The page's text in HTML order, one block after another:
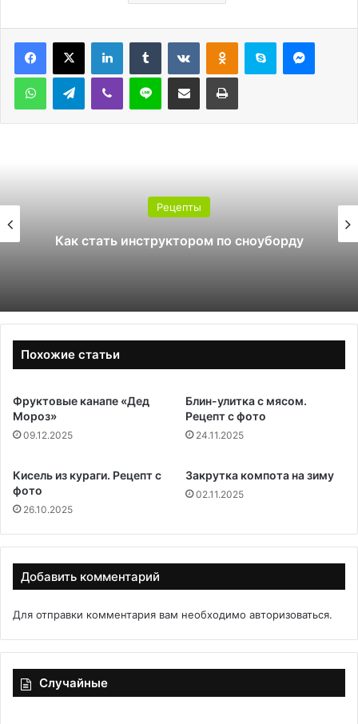
LinkedInTumblr ВконтактеОдноклассники
Skype
WhatsAppTelegramViber Line Поделиться через электронную почту Печатать
Рецепты
Как стать инструктором по сноуборду
Похожие статьи
Фруктовые канапе «Дед
Мороз»
09.12.2025
Блин-улитка с мясом.
Рецепт с фото
24.11.2025
Кисель из кураги. Рецепт с
фото
26.10.2025
Закрутка компота на зиму
02.11.2025
Добавить комментарий
Для отправки комментария вам необходимо авторизоваться.
Случайные